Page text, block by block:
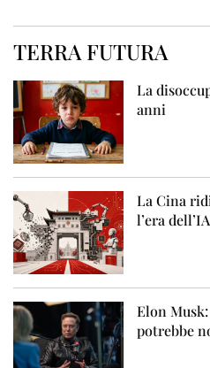
TERRA FUTURA
La
anni
La Cina
l’era dell’IA
Elon
potrebbe